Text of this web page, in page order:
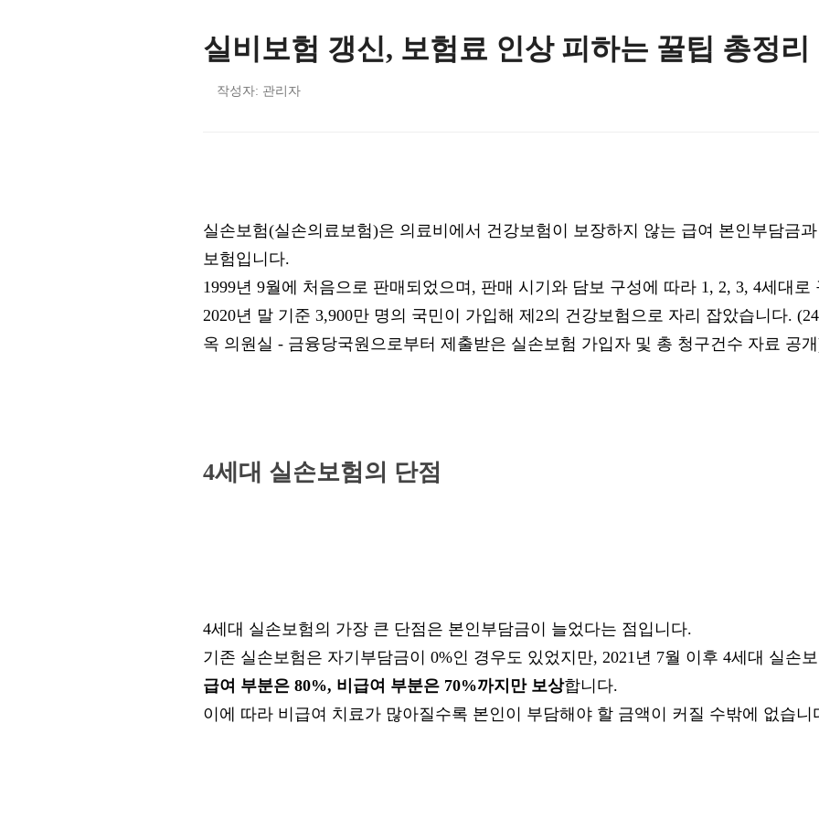
실비보험 갱신, 보험료 인상 피하는 꿀팁 총정리
작성자: 관리자
실손보험(실손의료보험)은 의료비에서 건강보험이 보장하지 않는 급여 본인부담금
보험입니다.
1999년 9월에 처음으로 판매되었으며, 판매 시기와 담보 구성에 따라 1, 2, 3, 4세대로
2020년 말 기준 3,900만 명의 국민이 가입해 제2의 건강보험으로 자리 잡았습니다.
옥 의원실 - 금융당국원으로부터 제출받은 실손보험 가입자 및 총 청구건수 자료 공
4세대 실손보험의 단점
4세대 실손보험의 가장 큰 단점은 본인부담금이 늘었다는 점입니다.
기존 실손보험은 자기부담금이 0%인 경우도 있었지만, 2021년 7월 이후 4세대 실손
급여 부분은 80%, 비급여 부분은 70%까지만 보상합니다.
이에 따라 비급여 치료가 많아질수록 본인이 부담해야 할 금액이 커질 수밖에 없습니